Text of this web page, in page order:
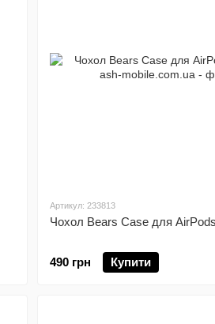
Артикул: 233813
Чохол Bears Case для
490 грн Купити